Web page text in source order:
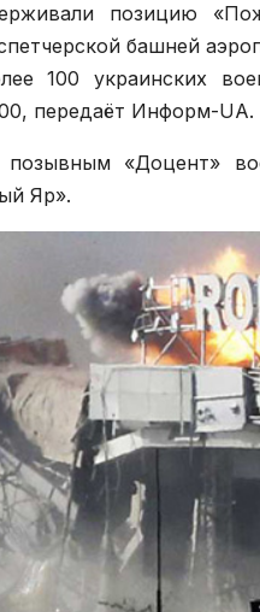
позицию
башней
100 украинских
передаёт Информ-UA.
«Доцент»
Яр».